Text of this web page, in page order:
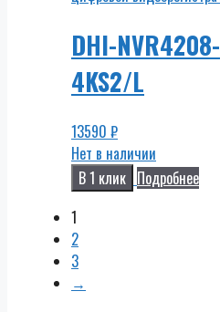
DHI-NVR4208-
4KS2/L
13590 ₽
Нет в наличии
В 1 клик Подробнее
1
2
3
→